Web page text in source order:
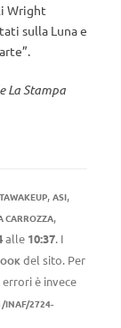
Wright
sulla Luna e
La Stampa
, ASI,
CARROZZA,
alle 10:37. I
del sito. Per
è invece
INAF/2724-